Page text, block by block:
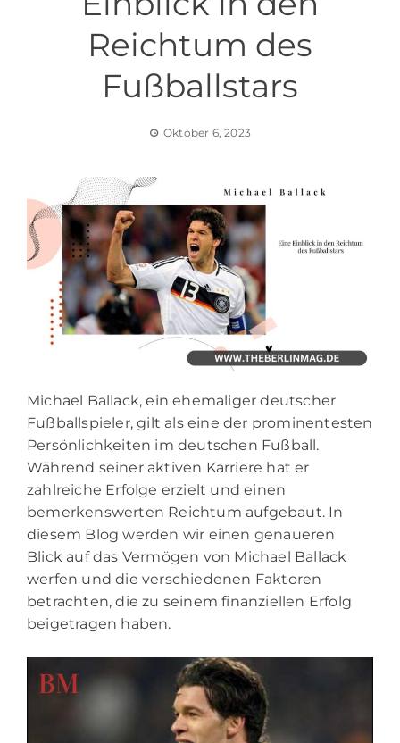
Reichtum des
Fußballstars
Oktober 6, 2023
Michael Ballack, ein ehemaliger deutscher
Fußballspieler, gilt als eine der prominentesten
Persönlichkeiten im deutschen Fußball.
Während seiner aktiven Karriere hat er
zahlreiche Erfolge erzielt und einen
bemerkenswerten Reichtum aufgebaut. In
diesem Blog werden wir einen genaueren
Blick auf das Vermögen von Michael Ballack
werfen und die verschiedenen Faktoren
betrachten, die zu seinem finanziellen Erfolg
beigetragen haben.